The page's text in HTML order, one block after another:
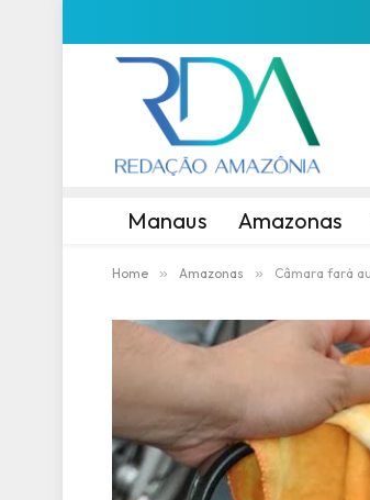
Manaus Amazonas
Home » Amazonas » Câmara fará